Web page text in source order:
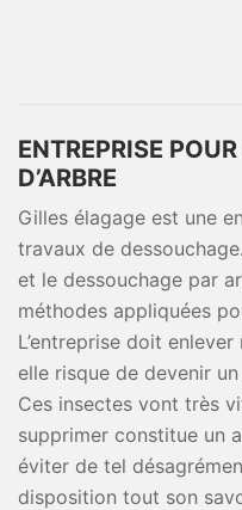
ENTREPRISE
D’ARBRE
Gilles élagage est une
travaux de
et le dessouchage par
méthodes appliquées
L’entreprise doit
elle risque de devenir
Ces insectes vont très
supprimer constitue un
éviter de tel
disposition tout son